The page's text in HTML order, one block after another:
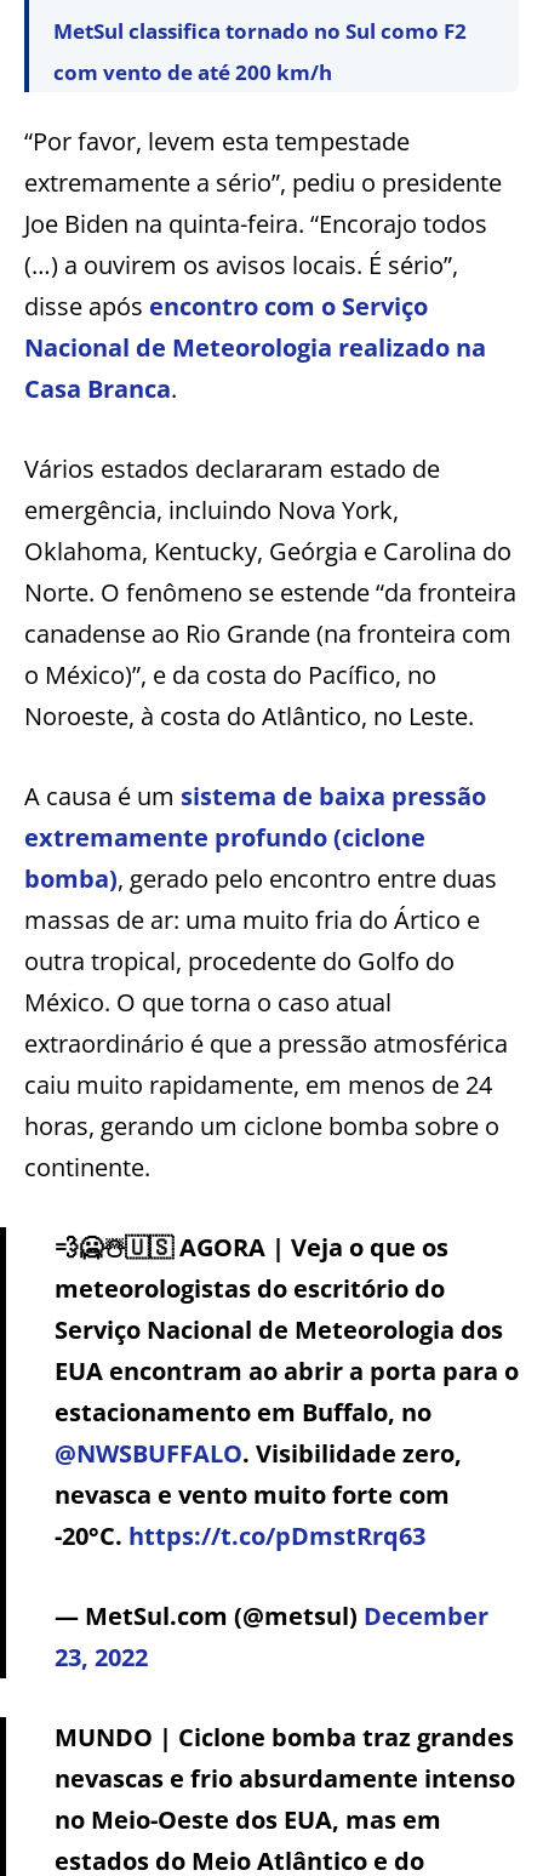
MetSul classifica tornado no Sul como F2
com vento de até 200 km/h
“Por favor, levem esta tempestade
extremamente a sério”, pediu o presidente
Joe Biden na quinta-feira. “Encorajo todos
(…) a ouvirem os avisos locais. É sério”,
disse após encontro com o Serviço
Nacional de Meteorologia realizado na
Casa Branca.
Vários estados declararam estado de
emergência, incluindo Nova York,
Oklahoma, Kentucky, Geórgia e Carolina do
Norte. O fenômeno se estende “da fronteira
canadense ao Rio Grande (na fronteira com
o México)”, e da costa do Pacífico, no
Noroeste, à costa do Atlântico, no Leste.
A causa é um sistema de baixa pressão
extremamente profundo (ciclone
bomba), gerado pelo encontro entre duas
massas de ar: uma muito fria do Ártico e
outra tropical, procedente do Golfo do
México. O que torna o caso atual
extraordinário é que a pressão atmosférica
caiu muito rapidamente, em menos de 24
horas, gerando um ciclone bomba sobre o
continente.
💨🥶☃️🇺🇸 AGORA | Veja o que os
meteorologistas do escritório do
Serviço Nacional de Meteorologia dos
EUA encontram ao abrir a porta para o
estacionamento em Buffalo, no
@NWSBUFFALO. Visibilidade zero,
nevasca e vento muito forte com
-20°C. https://t.co/pDmstRrq63
— MetSul.com (@metsul) December
23, 2022
MUNDO | Ciclone bomba traz grandes
nevascas e frio absurdamente intenso
no Meio-Oeste dos EUA, mas em
estados do Meio Atlântico e do